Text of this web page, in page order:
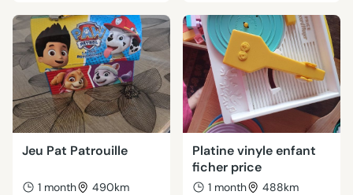
Jeu Pat Patrouille
1 month 490km
Platine vinyle enfant
ficher price
1 month 488km